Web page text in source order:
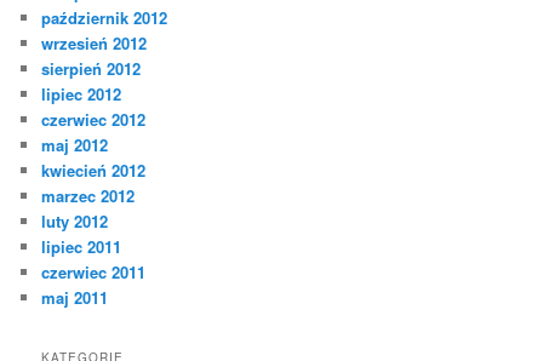
październik 2012
wrzesień 2012
sierpień 2012
lipiec 2012
czerwiec 2012
maj 2012
kwiecień 2012
marzec 2012
luty 2012
lipiec 2011
czerwiec 2011
maj 2011